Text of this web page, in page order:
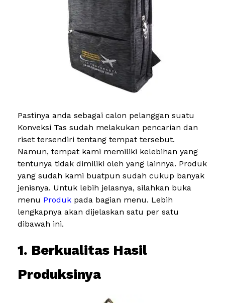
Pastinya anda sebagai calon pelanggan suatu
Konveksi Tas sudah melakukan pencarian dan
riset tersendiri tentang tempat tersebut.
Namun, tempat kami memiliki kelebihan yang
tentunya tidak dimiliki oleh yang lainnya. Produk
yang sudah kami buatpun sudah cukup banyak
jenisnya. Untuk lebih jelasnya, silahkan buka
menu Produk pada bagian menu. Lebih
lengkapnya akan dijelaskan satu per satu
dibawah ini.
1. Berkualitas Hasil
Produksinya